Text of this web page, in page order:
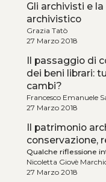
Gli archivisti e
archivistico
Grazia Tatò
27 Marzo 2018
Il passaggio di
dei beni librari:
cambi?
Francesco Emanuele
27 Marzo 2018
Il patrimonio
conservazione,
Qualche riflessione
Nicoletta Giovè
27 Marzo 2018